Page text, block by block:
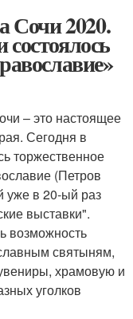
Сочи 2020.
– это настоящее
Сегодня в
торжественное
(Петров
уже в 20-ый раз
выставки".
возможность
святыням,
храмовую и
уголков